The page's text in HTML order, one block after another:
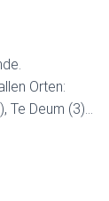
Orten:
Te Deum (3)…